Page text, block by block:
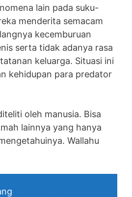
lain pada suku-
menderita semacam
kecemburuan
serta tidak adanya rasa
keluarga. Situasi ini
kehidupan para predator
oleh manusia. Bisa
lainnya yang hanya
Wallahu